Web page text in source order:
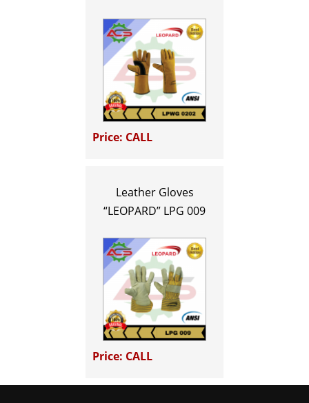
Price: CALL
Leather Gloves
“LEOPARD” LPG 009
Price: CALL